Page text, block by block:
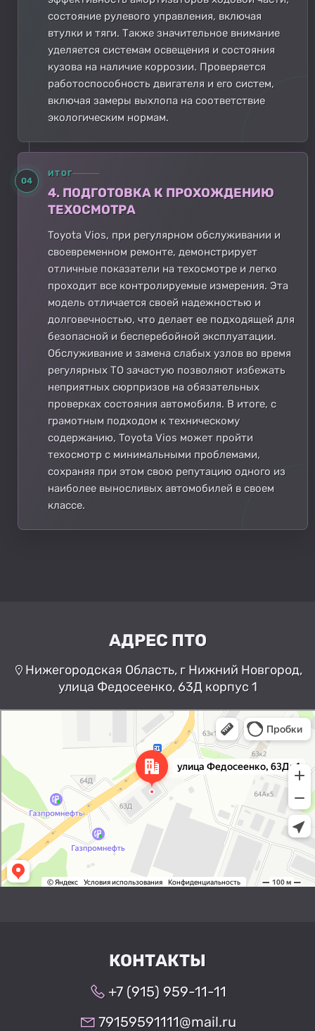
состояние рулевого управления, включая
втулки и тяги. Также значительное внимание
уделяется системам освещения и состояния
кузова на наличие коррозии. Проверяется
работоспособность двигателя и его систем,
включая замеры выхлопа на соответствие
экологическим нормам.
04
ИТОГ
4. ПОДГОТОВКА К ПРОХОЖДЕНИЮ
ТЕХОСМОТРА
Toyota Vios, при регулярном обслуживании и
своевременном ремонте, демонстрирует
отличные показатели на техосмотре и легко
проходит все контролируемые измерения. Эта
модель отличается своей надежностью и
долговечностью, что делает ее подходящей для
безопасной и бесперебойной эксплуатации.
Обслуживание и замена слабых узлов во время
регулярных ТО зачастую позволяют избежать
неприятных сюрпризов на обязательных
проверках состояния автомобиля. В итоге, с
грамотным подходом к техническому
содержанию, Toyota Vios может пройти
техосмотр с минимальными проблемами,
сохраняя при этом свою репутацию одного из
наиболее выносливых автомобилей в своем
классе.
АДРЕС ПТО
Нижегородская Область, г Нижний Новгород,
улица Федосеенко, 63Д корпус 1
Нижний Новгород
Улица Федосеенко, 63Дк1 —
Яндекс Карты
КОНТАКТЫ
+7 (915) 959-11-11
79159591111@mail.ru